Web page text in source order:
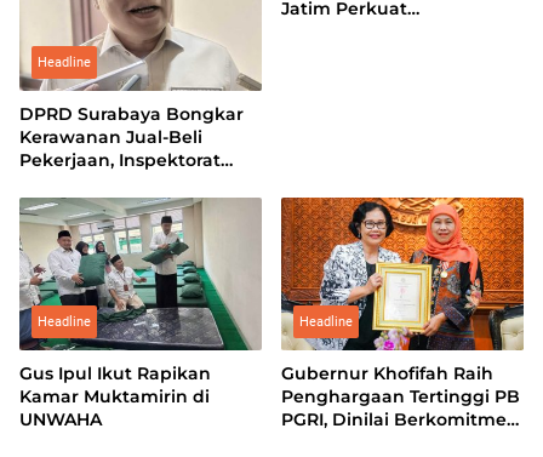
Headline
DPRD Surabaya Bongkar
Kerawanan Jual-Beli
Pekerjaan, Inspektorat
Oknum
Jatim Perkuat
Headline
Gus Ipul Ikut Rapikan
Kamar Muktamirin di
UNWAHA
Headline
Gubernur Khofifah Raih
Penghargaan Tertinggi PB
PGRI, Dinilai Berkomitmen